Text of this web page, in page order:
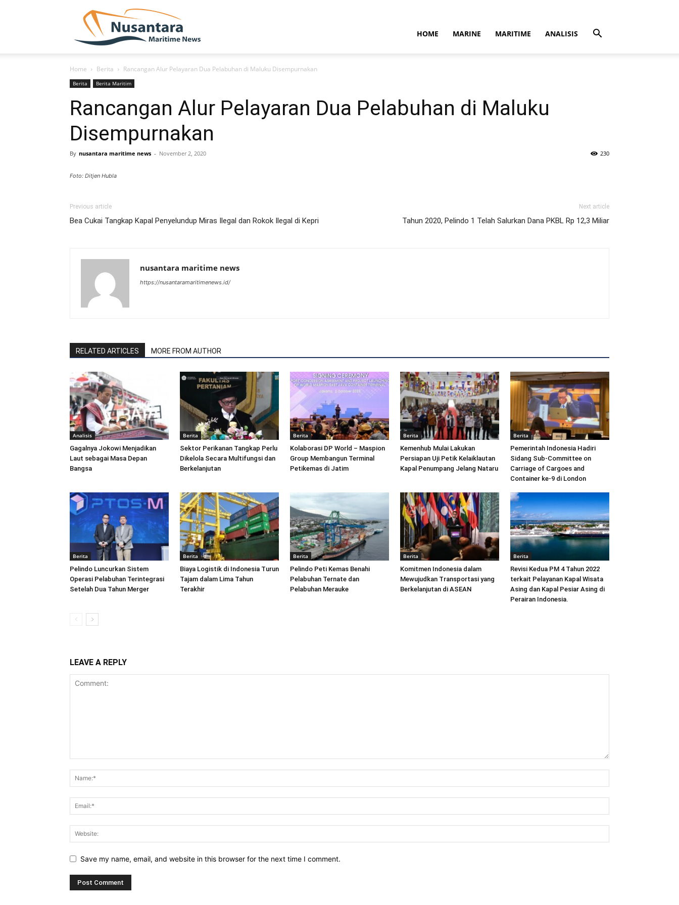
HOME MARINE MARITIME ANALISIS
Home Berita Rancangan Alur Pelayaran Dua Pelabuhan di Maluku Disempurnakan
Berita Berita Maritim
Rancangan Alur Pelayaran Dua Pelabuhan di Maluku
Disempurnakan
By nusantara maritime news - November 2, 2020 230
Foto: Ditjen Hubla
Previous article
Bea Cukai Tangkap Kapal Penyelundup Miras Ilegal dan Rokok Ilegal di Kepri
Next article
Tahun 2020, Pelindo 1 Telah Salurkan Dana PKBL Rp 12,3 Miliar
nusantara maritime news
https://nusantaramaritimenews.id/
RELATED ARTICLES MORE FROM AUTHOR
Analisis
Gagalnya Jokowi Menjadikan
Laut sebagai Masa Depan
Bangsa
Berita
Sektor Perikanan Tangkap Perlu
Dikelola Secara Multifungsi dan
Berkelanjutan
Berita
Kolaborasi DP World – Maspion
Group Membangun Terminal
Petikemas di Jatim
Berita
Kemenhub Mulai Lakukan
Persiapan Uji Petik Kelaiklautan
Kapal Penumpang Jelang Nataru
Berita
Pemerintah Indonesia Hadiri
Sidang Sub-Committee on
Carriage of Cargoes and
Container ke-9 di London
Berita
Pelindo Luncurkan Sistem
Operasi Pelabuhan Terintegrasi
Setelah Dua Tahun Merger
Berita
Biaya Logistik di Indonesia Turun
Tajam dalam Lima Tahun
Terakhir
Berita
Pelindo Peti Kemas Benahi
Pelabuhan Ternate dan
Pelabuhan Merauke
Berita
Komitmen Indonesia dalam
Mewujudkan Transportasi yang
Berkelanjutan di ASEAN
Berita
Revisi Kedua PM 4 Tahun 2022
terkait Pelayanan Kapal Wisata
Asing dan Kapal Pesiar Asing di
Perairan Indonesia.
LEAVE A REPLY
Save my name, email, and website in this browser for the next time I comment.